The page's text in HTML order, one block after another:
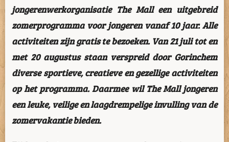
jongerenwerkorganisatie The Mall een uitgebreid
zomerprogramma voor jongeren vanaf 10 jaar. Alle
activiteiten zijn gratis te bezoeken. Van 21 juli tot en
met 20 augustus staan verspreid door Gorinchem
diverse sportieve, creatieve en gezellige activiteiten
op het programma. Daarmee wil The Mall jongeren
een leuke, veilige en laagdrempelige invulling van de
zomervakantie bieden.